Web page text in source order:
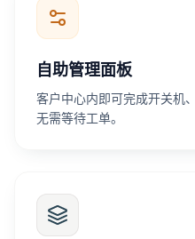
自助管理面板
客户中心内即可完成开关机
无需等待工单。